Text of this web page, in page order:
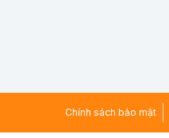
Chính sách bảo mật